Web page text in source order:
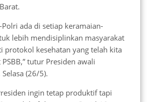
Polri ada di setiap keramaian-
lebih mendisiplinkan masyarakat
protokol kesehatan yang telah kita
tutur Presiden awali
(26/5).
ingin tetap produktif tapi